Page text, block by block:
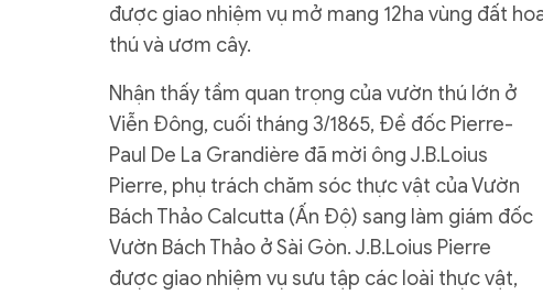
được giao nhiệm vụ mở mang 12ha vùng đất
thú và ươm cây.
Nhận thấy tầm quan trọng của vườn thú lớn ở
Viễn Đông, cuối tháng 3/1865, Đề đốc Pierre-
Paul De La Grandière đã mời ông J.B.Loius
Pierre, phụ trách chăm sóc thực vật của Vườn
Bách Thảo Calcutta (Ấn Độ) sang làm giám đốc
Vườn Bách Thảo ở Sài Gòn. J.B.Loius Pierre
được giao nhiệm vụ sưu tập các loài thực vật,